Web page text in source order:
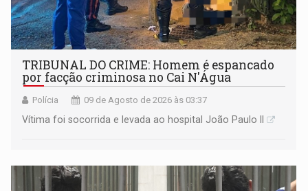
TRIBUNAL DO CRIME: Homem é espancado
por facção criminosa no Cai N'Água
Polícia 09 de Agosto de 2026 às 03:37
Vítima foi socorrida e levada ao hospital João Paulo II